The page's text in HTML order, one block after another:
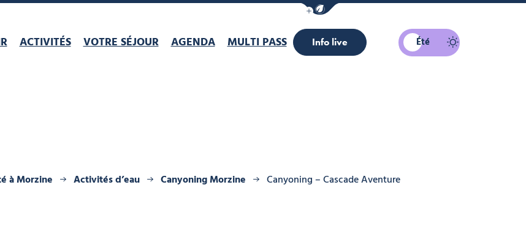
Afficher la barre de navigation du mode éco
ACTIVITÉS VOTRE SÉJOUR AGENDA MULTI PASS Info live Été
à Morzine Activités d’eau Canyoning Morzine Canyoning – Cascade Aventure